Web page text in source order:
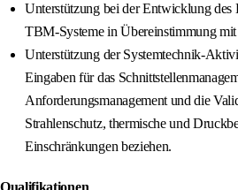
Unterstützung bei der Entwicklung des
TBM-Systeme in Übereinstimmung
Unterstützung der Systemtechnik-
Eingaben für das
Anforderungsmanagement und die
Strahlenschutz, thermische und
Einschränkungen beziehen.